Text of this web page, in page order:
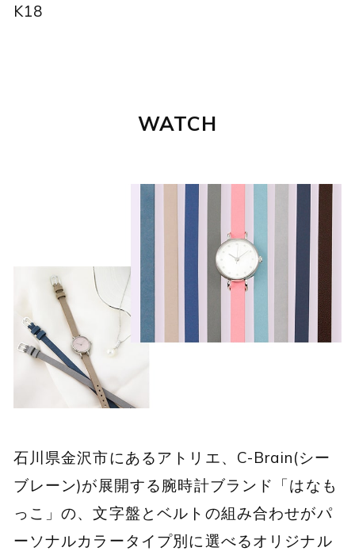
K18
WATCH
石川県金沢市にあるアトリエ、C-Brain(シー
ブレーン)が展開する腕時計ブランド「はなも
っこ」の、文字盤とベルトの組み合わせがパ
ーソナルカラータイプ別に選べるオリジナル